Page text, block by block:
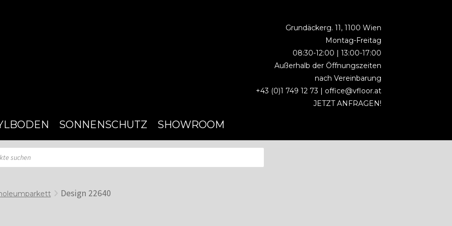
Grundäckerg. 11, 1100 Wien
Montag-Freitag
08:30-12:00 | 13:00-17:00
Außerhalb der Öffnungszeiten
nach Vereinbarung
+43 (0)1 749 12 73 | office@vfloor.at
JETZT ANFRAGEN!
SONNENSCHUTZ SHOWROOM
Design 22640